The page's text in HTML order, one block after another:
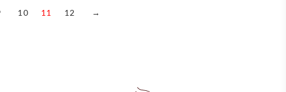
10 11 12 →